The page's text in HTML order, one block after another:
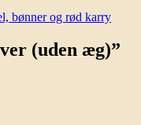
bønner og rød karry
(uden æg)”